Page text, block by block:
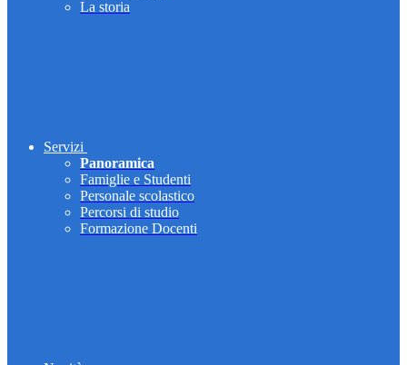
La storia
Servizi
Panoramica
Famiglie e Studenti
Personale scolastico
Percorsi di studio
Formazione Docenti